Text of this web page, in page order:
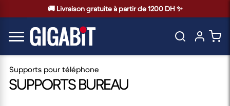
🚚 Livraison gratuite à partir de 1200 DH ✨
Supports pour téléphone
SUPPORTS BUREAU